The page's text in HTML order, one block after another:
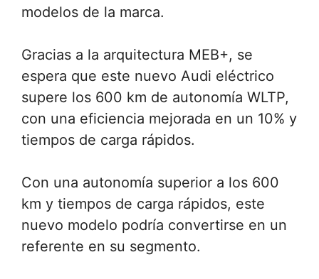
modelos de la marca.
Gracias a la arquitectura MEB+, se
espera que este nuevo Audi eléctrico
supere los 600 km de autonomía WLTP,
con una eficiencia mejorada en un 10% y
tiempos de carga rápidos.
Con una autonomía superior a los 600
km y tiempos de carga rápidos, este
nuevo modelo podría convertirse en un
referente en su segmento.